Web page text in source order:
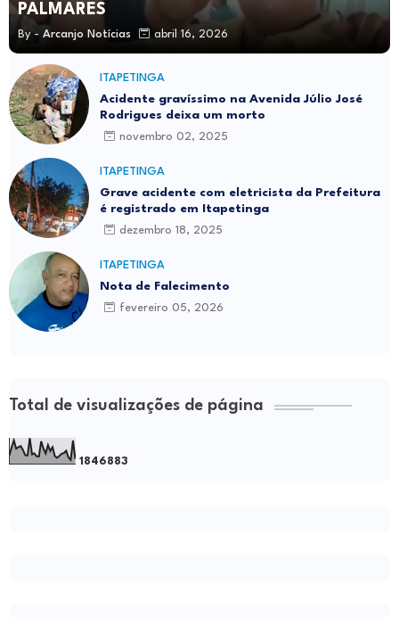
PALMARES
By - Arcanjo Notícias abril 16, 2026
ITAPETINGA
Acidente gravíssimo na Avenida Júlio José
Rodrigues deixa um morto
novembro 02, 2025
ITAPETINGA
Grave acidente com eletricista da Prefeitura
é registrado em Itapetinga
dezembro 18, 2025
ITAPETINGA
Nota de Falecimento
fevereiro 05, 2026
Total de visualizações de página
1 846883